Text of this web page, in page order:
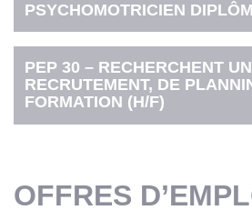
PSYCHOMOTRICIEN
PEP 30 – RECHERCHENT
RECRUTEMENT, DE
FORMATION (H/F)
OFFRES